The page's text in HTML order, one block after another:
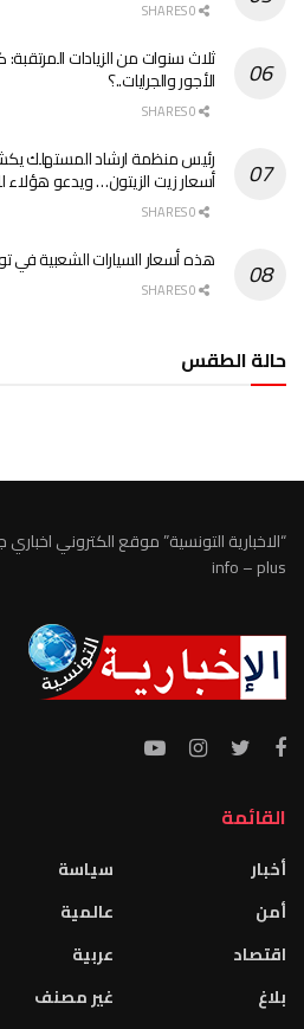
ثلاث سنوات من الزيادات
الأجور والجرايات..؟
رئيس منظمة ارشاد المستهلك يكشف
أسعار زيت الزيتون… ويدعو هؤلاء
هذه أسعار السيارات الشعبية في
حالة الطقس
“الاخبارية التونسية” موقع الكتروني
info – plus
القائمة
أخبار
أمن
اقتصاد
بلاغ
سياسة
عالمية
عربية
غير مصنف